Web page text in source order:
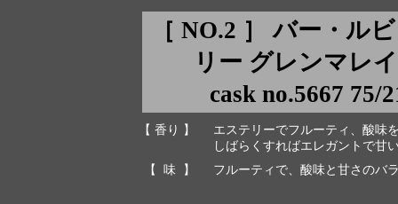
［ NO.2 ］ バー・ル
リー グレンマレ
cask no.5667 75/
【 香り 】
エステリーでフルーティ、酸味
しばらくすればエレガントで甘
【 味 】
フルーティで、酸味と甘さのバ